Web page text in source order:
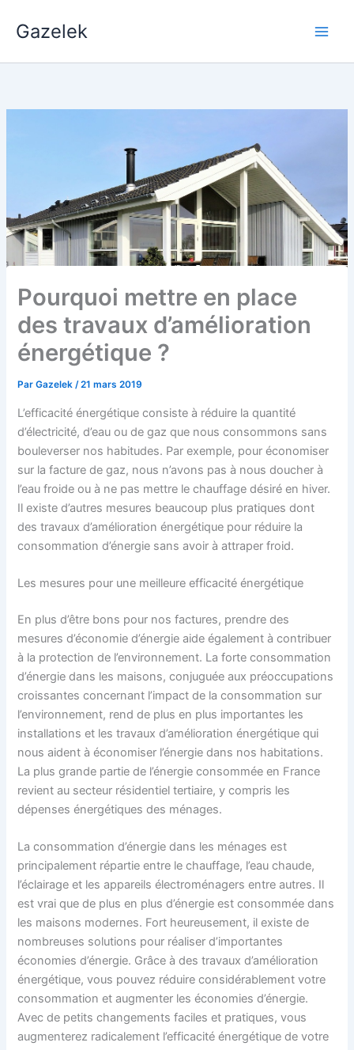
Gazelek
Pourquoi mettre en place
des travaux d’amélioration
énergétique ?
ParGazelek/21 mars 2019
L’efficacité énergétique consiste à réduire la quantité
d’électricité, d’eau ou de gaz que nous consommons sans
bouleverser nos habitudes. Par exemple, pour économiser
sur la facture de gaz, nous n’avons pas à nous doucher à
l’eau froide ou à ne pas mettre le chauffage désiré en hiver.
Il existe d’autres mesures beaucoup plus pratiques dont
des travaux d’amélioration énergétique pour réduire la
consommation d’énergie sans avoir à attraper froid.
Les mesures pour une meilleure efficacité énergétique
En plus d’être bons pour nos factures, prendre des
mesures d’économie d’énergie aide également à contribuer
à la protection de l’environnement. La forte consommation
d’énergie dans les maisons, conjuguée aux préoccupations
croissantes concernant l’impact de la consommation sur
l’environnement, rend de plus en plus importantes les
installations et les travaux d’amélioration énergétique qui
nous aident à économiser l’énergie dans nos habitations.
La plus grande partie de l’énergie consommée en France
revient au secteur résidentiel tertiaire, y compris les
dépenses énergétiques des ménages.
La consommation d’énergie dans les ménages est
principalement répartie entre le chauffage, l’eau chaude,
l’éclairage et les appareils électroménagers entre autres. Il
est vrai que de plus en plus d’énergie est consommée dans
les maisons modernes. Fort heureusement, il existe de
nombreuses solutions pour réaliser d’importantes
économies d’énergie. Grâce à des travaux d’amélioration
énergétique, vous pouvez réduire considérablement votre
consommation et augmenter les économies d’énergie.
Avec de petits changements faciles et pratiques, vous
augmenterez radicalement l’efficacité énergétique de votre